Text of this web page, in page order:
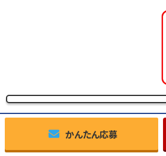
かんたん応募